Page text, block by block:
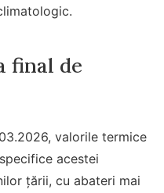
final de
valorile termice
acestei
țării, cu abateri mai